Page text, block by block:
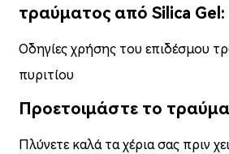
τραύματος από Silica Gel:
Οδηγίες χρήσης του επιδέσμου
πυριτίου
Προετοιμάστε το
Πλύνετε καλά τα χέρια σας πριν